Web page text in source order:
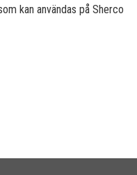
kan användas på Sherco